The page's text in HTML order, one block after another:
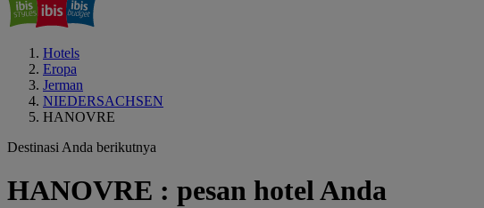
Hotels
Eropa
Jerman
NIEDERSACHSEN
HANOVRE
Destinasi Anda berikutnya
HANOVRE : pesan hotel Anda